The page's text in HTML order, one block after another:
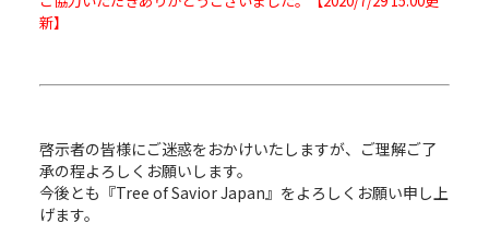
新】
啓示者の皆様にご迷惑をおかけいたしますが、ご理解ご了
承の程よろしくお願いします。
今後とも『Tree of Savior Japan』をよろしくお願い申し上
げます。